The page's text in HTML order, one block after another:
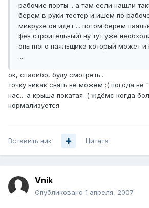
рабочие порты .. а там если нашли
берем в руки тестер и ищем по
микрухе он идет ... потом берем
фен строительный) ну тут уже
опытного паяльщика который может и
...
ок, спасибо, буду смотреть..
точку никак снять не можем :( погода не
нас... а крыша покатая :( ждёмс когда
нормализуется
Вставить ник Цитата
Vnik
Опубликовано 1 апреля, 2007